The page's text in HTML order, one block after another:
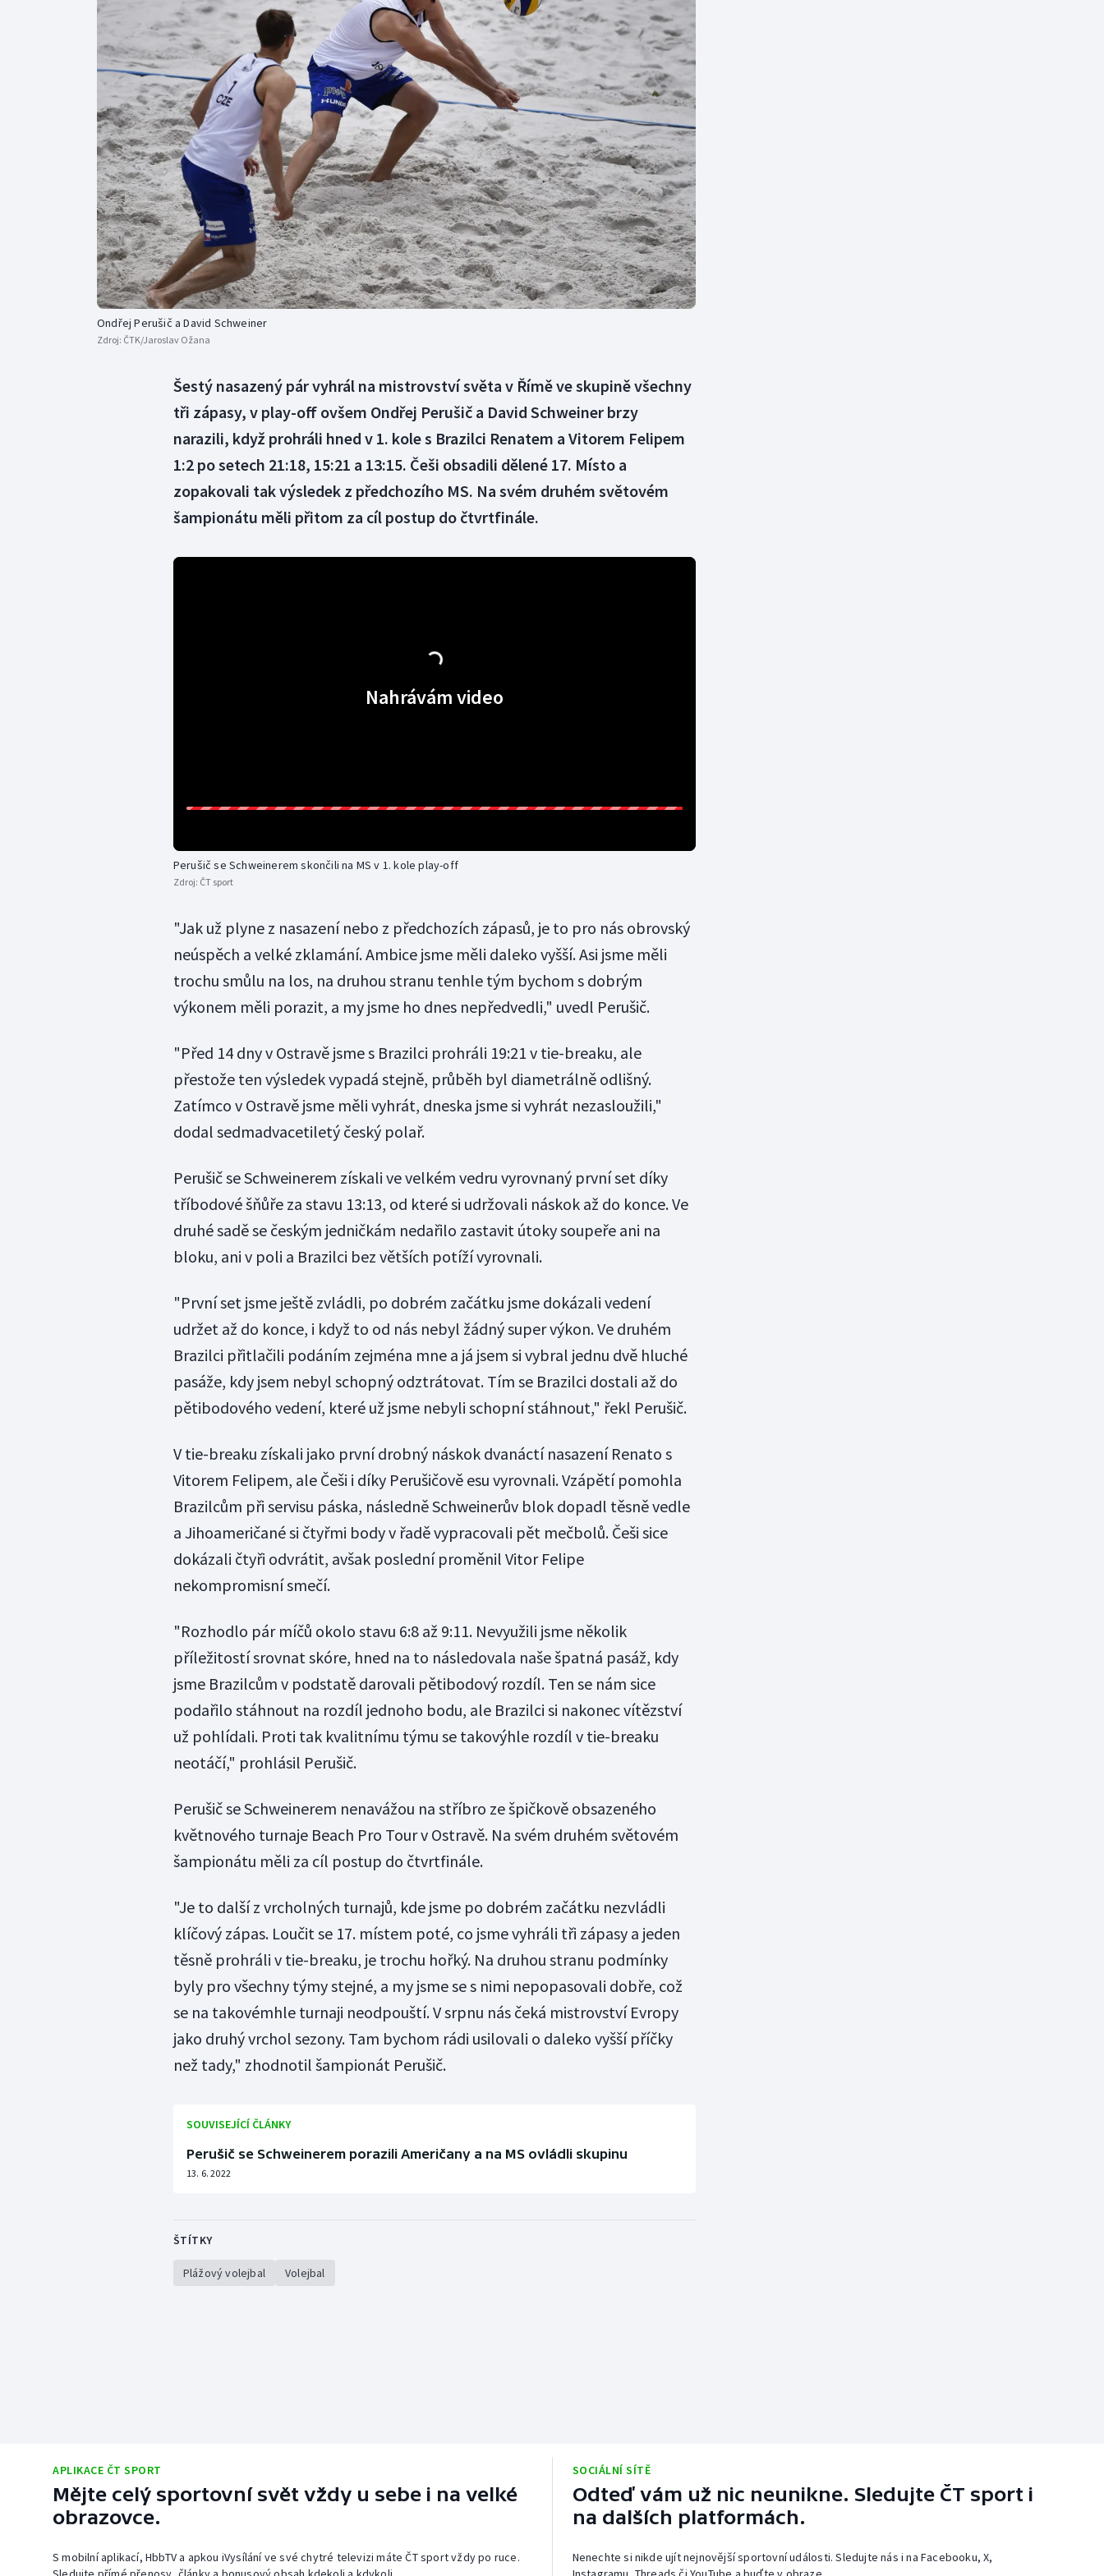
Curling
Dostihy
Florbal
Futsal
Golf
Gymnastika
Moderní pětiboj
Motorsport
Olympijské hry
Parasport
Plavání
Plážový volejbal
Triatlon
Veslování
Vodní slalom
Volejbal
Ostatní
Ondřej Perušič a David Schweiner
Zdroj: ČTK/Jaroslav Ožana
Šestý nasazený pár vyhrál na mistrovství světa v Římě ve skupině všechny
tři zápasy, v play-off ovšem Ondřej Perušič a David Schweiner brzy
narazili, když prohráli hned v 1. kole s Brazilci Renatem a Vitorem Felipem
1:2 po setech 21:18, 15:21 a 13:15. Češi obsadili dělené 17. Místo a
zopakovali tak výsledek z předchozího MS. Na svém druhém světovém
šampionátu měli přitom za cíl postup do čtvrtfinále.
Nahrávám video
Perušič se Schweinerem skončili na MS v 1. kole play-off
Zdroj: ČT sport
"Jak už plyne z nasazení nebo z předchozích zápasů, je to pro nás obrovský
neúspěch a velké zklamání. Ambice jsme měli daleko vyšší. Asi jsme měli
trochu smůlu na los, na druhou stranu tenhle tým bychom s dobrým
výkonem měli porazit, a my jsme ho dnes nepředvedli," uvedl Perušič.
"Před 14 dny v Ostravě jsme s Brazilci prohráli 19:21 v tie-breaku, ale
přestože ten výsledek vypadá stejně, průběh byl diametrálně odlišný.
Zatímco v Ostravě jsme měli vyhrát, dneska jsme si vyhrát nezasloužili,"
dodal sedmadvacetiletý český polař.
Perušič se Schweinerem získali ve velkém vedru vyrovnaný první set díky
tříbodové šňůře za stavu 13:13, od které si udržovali náskok až do konce. Ve
druhé sadě se českým jedničkám nedařilo zastavit útoky soupeře ani na
bloku, ani v poli a Brazilci bez větších potíží vyrovnali.
"První set jsme ještě zvládli, po dobrém začátku jsme dokázali vedení
udržet až do konce, i když to od nás nebyl žádný super výkon. Ve druhém
Brazilci přitlačili podáním zejména mne a já jsem si vybral jednu dvě hluché
pasáže, kdy jsem nebyl schopný odztrátovat. Tím se Brazilci dostali až do
pětibodového vedení, které už jsme nebyli schopní stáhnout," řekl Perušič.
V tie-breaku získali jako první drobný náskok dvanáctí nasazení Renato s
Vitorem Felipem, ale Češi i díky Perušičově esu vyrovnali. Vzápětí pomohla
Brazilcům při servisu páska, následně Schweinerův blok dopadl těsně vedle
a Jihoameričané si čtyřmi body v řadě vypracovali pět mečbolů. Češi sice
dokázali čtyři odvrátit, avšak poslední proměnil Vitor Felipe
nekompromisní smečí.
"Rozhodlo pár míčů okolo stavu 6:8 až 9:11. Nevyužili jsme několik
příležitostí srovnat skóre, hned na to následovala naše špatná pasáž, kdy
jsme Brazilcům v podstatě darovali pětibodový rozdíl. Ten se nám sice
podařilo stáhnout na rozdíl jednoho bodu, ale Brazilci si nakonec vítězství
už pohlídali. Proti tak kvalitnímu týmu se takovýhle rozdíl v tie-breaku
neotáčí," prohlásil Perušič.
Perušič se Schweinerem nenavážou na stříbro ze špičkově obsazeného
květnového turnaje Beach Pro Tour v Ostravě. Na svém druhém světovém
šampionátu měli za cíl postup do čtvrtfinále.
"Je to další z vrcholných turnajů, kde jsme po dobrém začátku nezvládli
klíčový zápas. Loučit se 17. místem poté, co jsme vyhráli tři zápasy a jeden
těsně prohráli v tie-breaku, je trochu hořký. Na druhou stranu podmínky
byly pro všechny týmy stejné, a my jsme se s nimi nepopasovali dobře, což
se na takovémhle turnaji neodpouští. V srpnu nás čeká mistrovství Evropy
jako druhý vrchol sezony. Tam bychom rádi usilovali o daleko vyšší příčky
než tady," zhodnotil šampionát Perušič.
SOUVISEJÍCÍ ČLÁNKY
Perušič se Schweinerem porazili Američany a na MS ovládli skupinu
13. 6. 2022
ŠTÍTKY
Plážový volejbal Volejbal
APLIKACE ČT SPORT
Mějte celý sportovní svět vždy u sebe i na velké
obrazovce.
S mobilní aplikací, HbbTV a apkou iVysílání ve své chytré televizi máte ČT sport vždy po ruce.
SOCIÁLNÍ SÍTĚ
Odteď vám už nic neunikne. Sledujte ČT sport i
na dalších platformách.
Nenechte si nikde ujít nejnovější sportovní události. Sledujte nás i na Facebooku, X,